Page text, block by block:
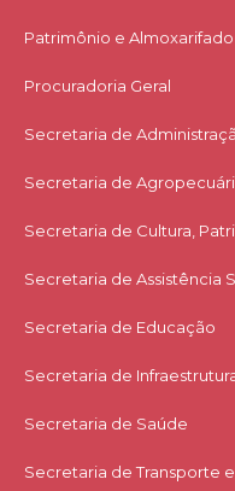
Patrimônio e Almoxarifado
Procuradoria Geral
Secretaria de
Secretaria de
Secretaria de Cultura,
Secretaria de Assistência
Secretaria de Educação
Secretaria de
Secretaria de Saúde
Secretaria de Transporte